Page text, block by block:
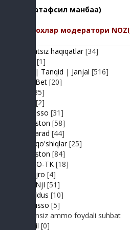
(батафсил манбаа)
Изохлар модератори
Adolatsiz haqiqatlar [34]
[1]
Baxs| Tanqid | Janjal [516]
BeshBet [20]
[85]
[2]
Expresso [31]
FIKRiston [58]
Hit-Parad [44]
Ijara qo'shiqlar [25]
IJODiston [84]
IMPRO-TK [18]
Jonli ijro [4]
JuMaNjI [51]
JurYuldus [10]
Kaktusso [5]
Yoqimsiz ammo foydali suhbat
Kongil [0]